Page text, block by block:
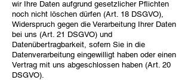
wir Ihre Daten aufgrund gesetzlicher Pflichten
noch nicht löschen dürfen (Art. 18 DSGVO),
Widerspruch gegen die Verarbeitung Ihrer Daten
bei uns (Art. 21 DSGVO) und
Datenübertragbarkeit, sofern Sie in die
Datenverarbeitung eingewilligt haben oder einen
Vertrag mit uns abgeschlossen haben (Art. 20
DSGVO).